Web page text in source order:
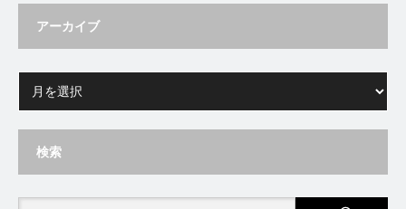
アーカイブ
検索